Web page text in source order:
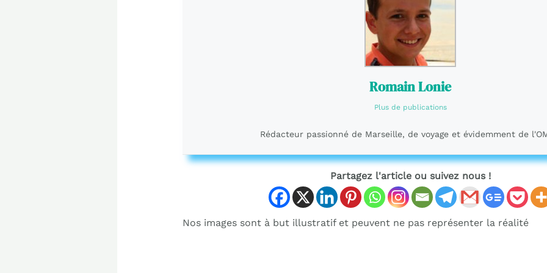
Romain Lonie
Plus de publications
Rédacteur passionné de Marseille, de voyage et évidemment de
Partagez l'article ou suivez nous !
Nos images sont à but illustratif et peuvent ne pas représenter la réalité